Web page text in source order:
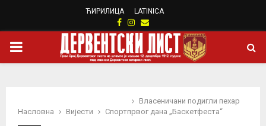
ЋИРИЛИЦА LATINICA
Facebook
Instagram
Email
PRIMARY
Насловна Вијести Спорт
Власеничани подигли пехар
првог дана „Баскетфеста“